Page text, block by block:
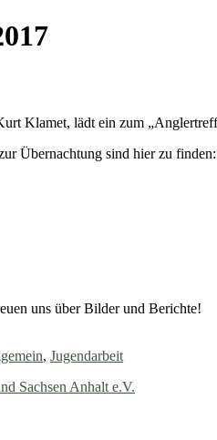
Klamet, lädt ein zum
Übernachtung sind hier zu finden:
uns über Bilder und Berichte!
, Jugendarbeit
Sachsen Anhalt e.V.